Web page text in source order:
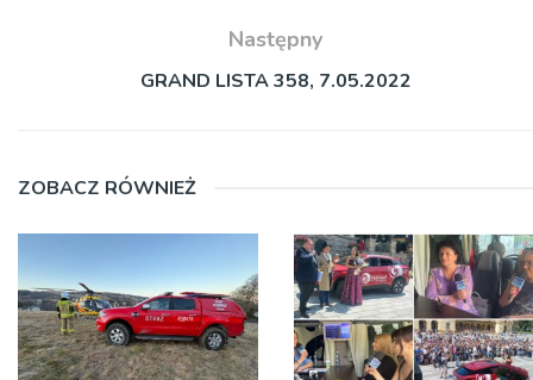
Następny
GRAND LISTA 358, 7.05.2022
ZOBACZ RÓWNIEŻ